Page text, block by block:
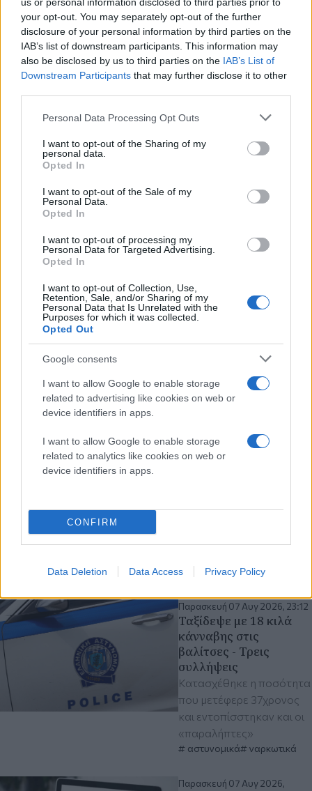
your opt-out. You may separately opt-out of the further
disclosure of your personal information by third parties on the
IAB’s list of downstream participants. This information may
also be disclosed by us to third parties on the IAB’s List of
Downstream Participants that may further disclose it to other
Please note that this website/app uses one or more Google
not limited to your visit or usage behaviour. You may click to
grant or deny consent to Google and its third-party tags to
use your data for below specified purposes in below Google
consent section.
Personal Data Processing Opt Outs
I want to opt-out of the Sharing of my
personal data.
Opted In
I want to opt-out of the Sale of my
Personal Data.
Opted In
I want to opt-out of processing my
Personal Data for Targeted Advertising.
Opted In
I want to opt-out of Collection, Use,
Retention, Sale, and/or Sharing of my
Personal Data that Is Unrelated with the
Purposes for which it was collected.
Opted Out
Google consents
I want to allow Google to enable storage
related to advertising like cookies on web or
device identifiers in apps.
I want to allow Google to enable storage
related to analytics like cookies on web or
device identifiers in apps.
CONFIRM
Data Deletion Data Access Privacy Policy
Διαβάστε περισσότερα
Παρασκευή 07 Αυγ 2026, 23:58
Κρήτη: Φωτιά στη
με ανεμογεννήτριες -
Δυσχεραίνουν την
άνεμοι (βίντεο)
Επιχειρούν 40
πυροσβέστες με δύο
3ης ΕΜΟΔΕ, εθελοντές
φωτιά Πυροσβεστική
ενημέρωσης: Η Ελλάδα
ενώνεται για τη
Υγεία
Παρασκευή 07 Αυγ 2026, 23:12
Ταξίδεψε με 18 κιλά
κάνναβης στις
βαλίτσες - Τρεις
συλλήψεις
Κατασχέθηκε η ποσότητα
που μετέφερε 37χρονος
και εντοπίσστηκαν και οι
«παραλήπτες»
αστυνομικά ναρκωτικά
Παρασκευή 07 Αυγ 2026,